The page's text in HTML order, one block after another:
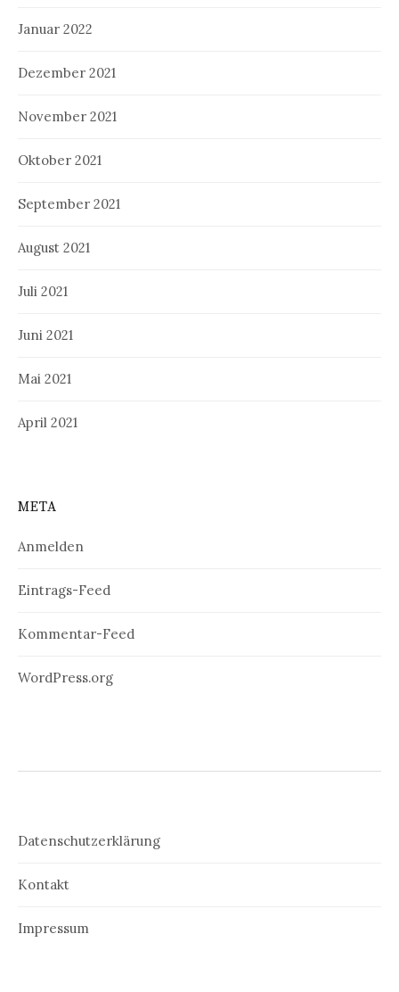
Januar 2022
Dezember 2021
November 2021
Oktober 2021
September 2021
August 2021
Juli 2021
Juni 2021
Mai 2021
April 2021
META
Anmelden
Eintrags-Feed
Kommentar-Feed
WordPress.org
Datenschutzerklärung
Kontakt
Impressum